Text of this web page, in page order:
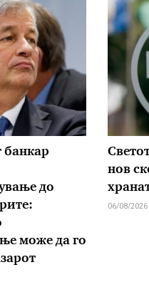
банкар
до
може да го
нов
06/08/